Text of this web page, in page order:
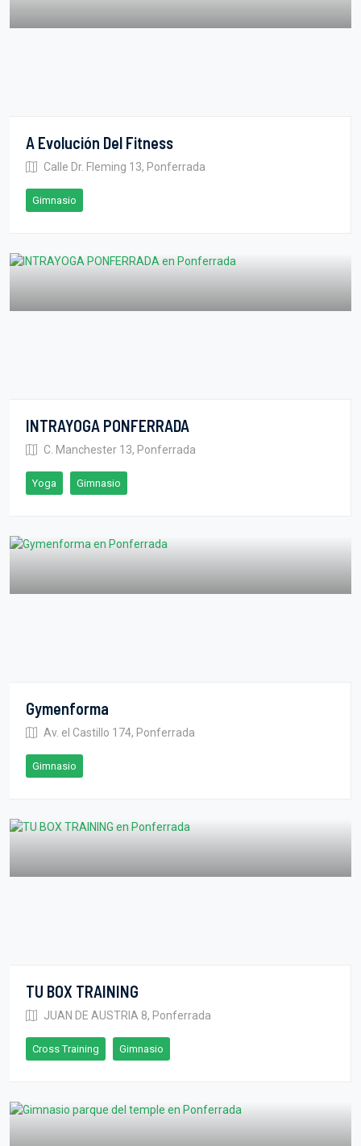
A Evolución Del Fitness
Calle Dr. Fleming 13, Ponferrada
Gimnasio
INTRAYOGA PONFERRADA
C. Manchester 13, Ponferrada
Yoga Gimnasio
Gymenforma
Av. el Castillo 174, Ponferrada
Gimnasio
TU BOX TRAINING
JUAN DE AUSTRIA 8, Ponferrada
Cross Training Gimnasio